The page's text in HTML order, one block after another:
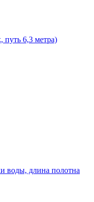
путь 6,3 метра)
воды, длина полотна